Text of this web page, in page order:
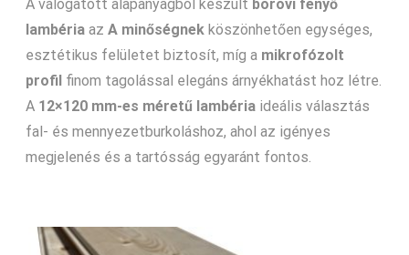
A válogatott alapanyagból készült borovi fenyő
lambéria az A minőségnek köszönhetően egységes,
esztétikus felületet biztosít, míg a mikrofózolt
profil finom tagolással elegáns árnyékhatást hoz létre.
A 12×120 mm-es méretű lambéria ideális választás
fal- és mennyezetburkoláshoz, ahol az igényes
megjelenés és a tartósság egyaránt fontos.